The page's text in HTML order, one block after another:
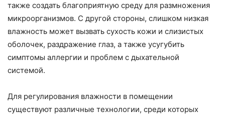
также создать благоприятную среду для размножения
микроорганизмов. С другой стороны, слишком низкая
влажность может вызвать сухость кожи и слизистых
оболочек, раздражение глаз, а также усугубить
симптомы аллергии и проблем с дыхательной
системой.
Для регулирования влажности в помещении
существуют различные технологии, среди которых